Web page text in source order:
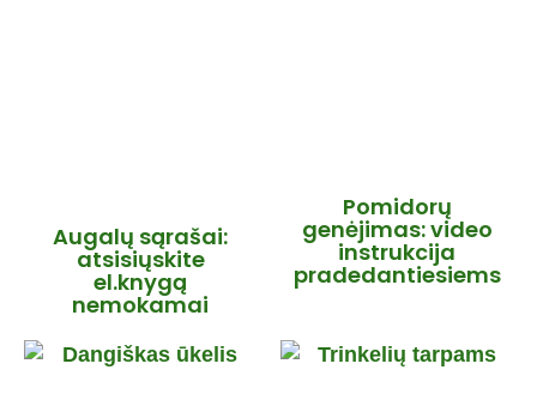
Augalų sąrašai:
atsisiųskite
el.knygą
nemokamai
Pomidorų
genėjimas: video
instrukcija
pradedantiesiems